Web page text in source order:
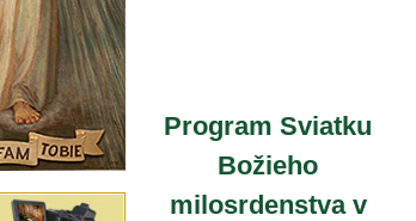
Program Sviatku
Božieho
milosrdenstva v